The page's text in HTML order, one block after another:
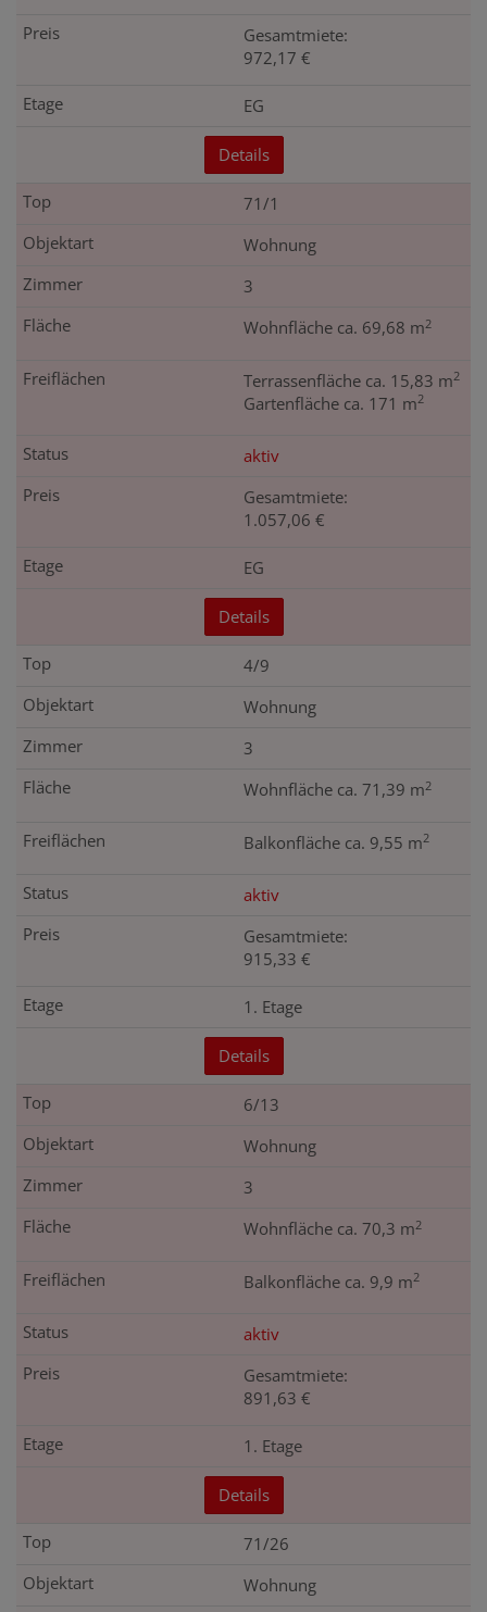
Gesamtmiete:
972,17 €
EG
Details
71/1
Wohnung
3
Wohnfläche ca. 69,68 m2
Terrassenfläche ca. 15,83 m2
Gartenfläche ca. 171 m2
aktiv
Gesamtmiete:
1.057,06 €
EG
Details
4/9
Wohnung
3
Wohnfläche ca. 71,39 m2
Balkonfläche ca. 9,55 m2
aktiv
Gesamtmiete:
915,33 €
1. Etage
Details
6/13
Wohnung
3
Wohnfläche ca. 70,3 m2
Balkonfläche ca. 9,9 m2
aktiv
Gesamtmiete:
891,63 €
1. Etage
Details
71/26
Wohnung